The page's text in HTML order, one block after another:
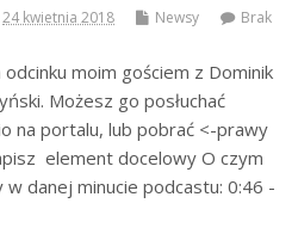
24 kwietnia 2018 Newsy
Brak
moim gościem z Dominik
Możesz go posłuchać
na portalu, lub pobrać <-prawy
element docelowy O czym
w danej minucie podcastu: 0:46 -